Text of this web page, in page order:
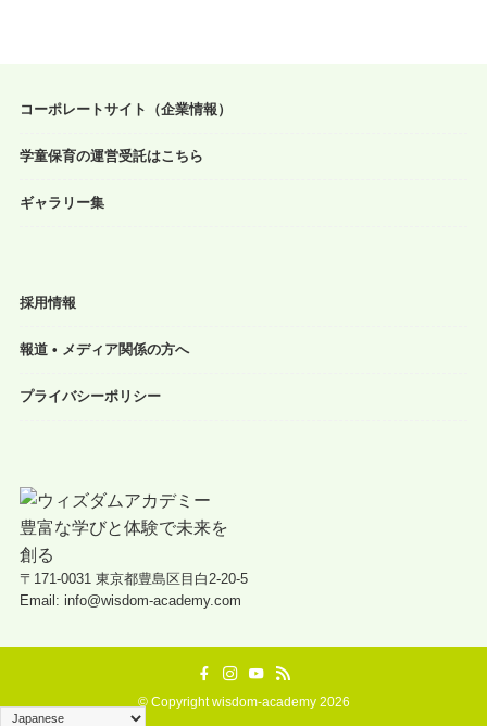
コーポレートサイト（企業情報）
学童保育の運営受託はこちら
ギャラリー集
採用情報
報道 • メディア関係の方へ
プライバシーポリシー
〒171-0031 東京都豊島区目白2-20-5
Email: info@wisdom-academy.com
©Copyright wisdom-academy 2026